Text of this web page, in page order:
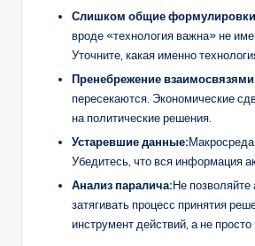
Слишком общие
вроде «технология важна» не
Уточните, какая именно
Пренебрежение
пересекаются. Экономические
на политические решения.
Устаревшие данные:
Убедитесь, что вся информация
Анализ паралича:Не позволяйте
затягивать процесс принятия
инструмент действий, а не просто